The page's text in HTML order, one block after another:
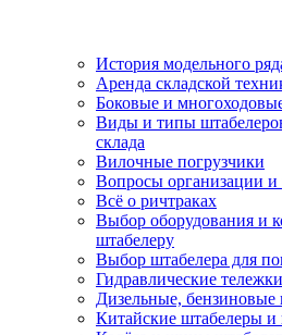
История модельного
Аренда складской
Боковые и
Виды и типы
склада
Вилочные погрузчики
Вопросы организации и
Всё о ричтраках
Выбор оборудования и
штабелеру
Выбор штабелера для
Гидравлические
Дизельные, бензиновые
Китайские штабелеры и